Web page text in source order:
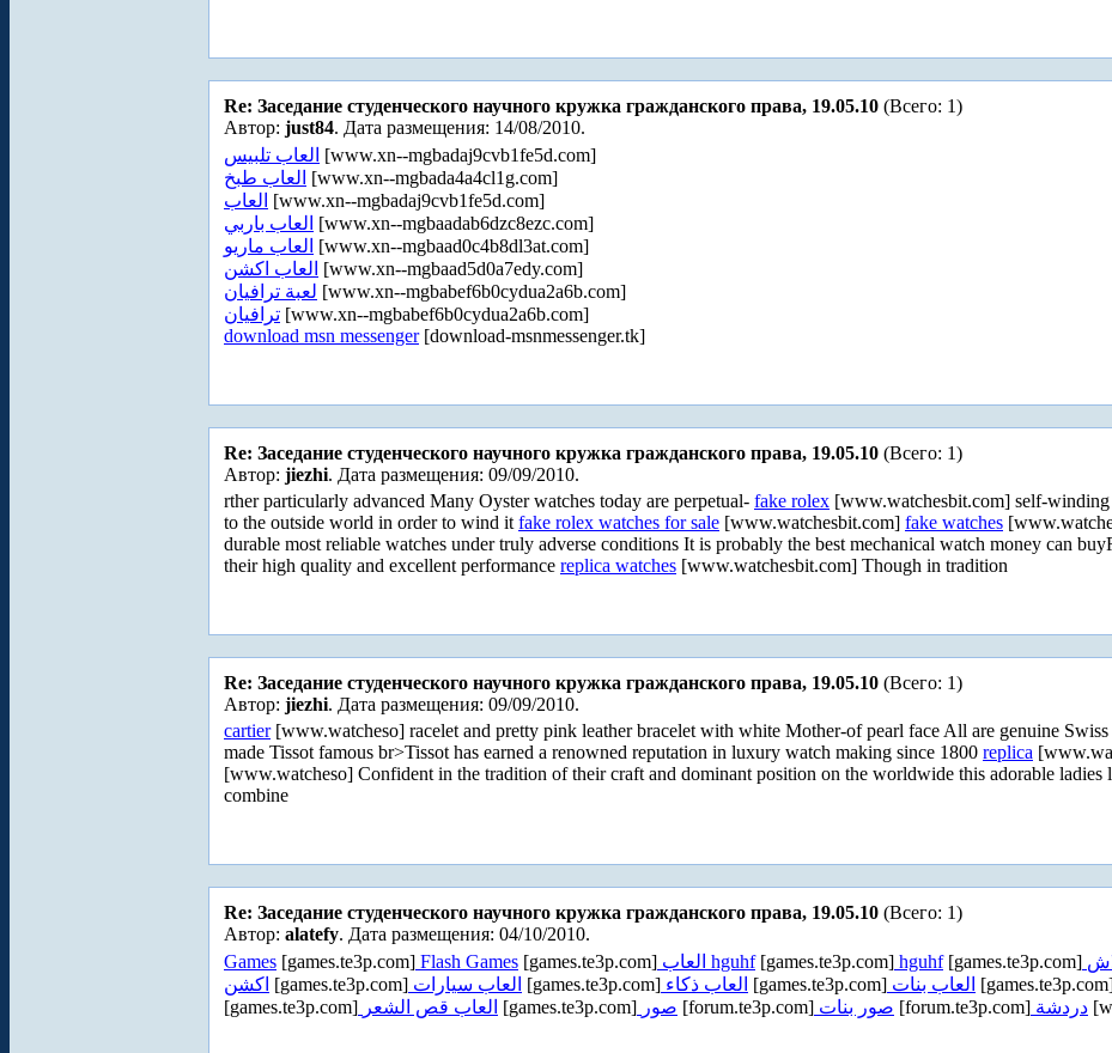
Re: Заседание студенческого научного кружка гражданского права, 19.05.10 (Всего: 1)
Автор: just84. Дата размещения: 14/08/2010.
العاب تلبيس [www.xn--mgbadaj9cvb1fe5d.com]
العاب طبخ [www.xn--mgbada4a4cl1g.com]
العاب [www.xn--mgbadaj9cvb1fe5d.com]
العاب باربي [www.xn--mgbaadab6dzc8ezc.com]
العاب ماريو [www.xn--mgbaad0c4b8dl3at.com]
العاب اكشن [www.xn--mgbaad5d0a7edy.com]
لعبة ترافيان [www.xn--mgbabef6b0cydua2a6b.com]
ترافيان [www.xn--mgbabef6b0cydua2a6b.com]
download msn messenger[download-msnmessenger.tk]
Re: Заседание студенческого научного кружка гражданского права, 19.05.10 (Всего: 1)
Автор: jiezhi. Дата размещения: 09/09/2010.
rther particularly advanced Many Oyster watches today are perpetual- fake rolex [www.watchesbit.com] self-winding
to the outside world in order to wind it fake rolex watches for sale [www.watchesbit.com] fake watches
durable most reliable watches under truly adverse conditions It is probably the best mechanical watch money can
their high quality and excellent performance replica watches [www.watchesbit.com] Though in tradition
Re: Заседание студенческого научного кружка гражданского права, 19.05.10 (Всего: 1)
Автор: jiezhi. Дата размещения: 09/09/2010.
cartier[www.watcheso] racelet and pretty pink leather bracelet with white Mother-of pearl face All are genuine Swiss
made Tissot famous br>Tissot has earned a renowned reputation in luxury watch making since 1800 replica
[www.watcheso] Confident in the tradition of their craft and dominant position on the worldwide this adorable
combine
Re: Заседание студенческого научного кружка гражданского права, 19.05.10 (Всего: 1)
Автор: alatefy. Дата размещения: 04/10/2010.
Games [games.te3p.com] Flash Games [games.te3p.com] العاب hguhf[games.te3p.com] hguhf[games.te3p.com]
اكشن [games.te3p.com] العاب سيارات [games.te3p.com] العاب ذكاء [games.te3p.com] العاب بنات
[games.te3p.com] العاب قص الشعر [games.te3p.com] صور [forum.te3p.com] صور بنات [forum.te3p.com] دردشة